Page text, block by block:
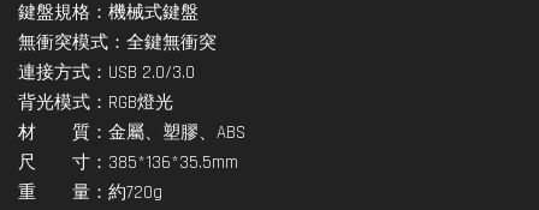
鍵盤規格：機械式鍵盤
無衝突模式：全鍵無衝突
連接方式：USB 2.0/3.0
背光模式：RGB燈光
材 質：金屬、塑膠、ABS
尺 寸：385*136*35.5mm
重 量：約720g